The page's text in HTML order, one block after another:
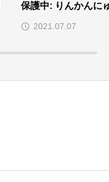
保護中: りんかんに
2021.07.07